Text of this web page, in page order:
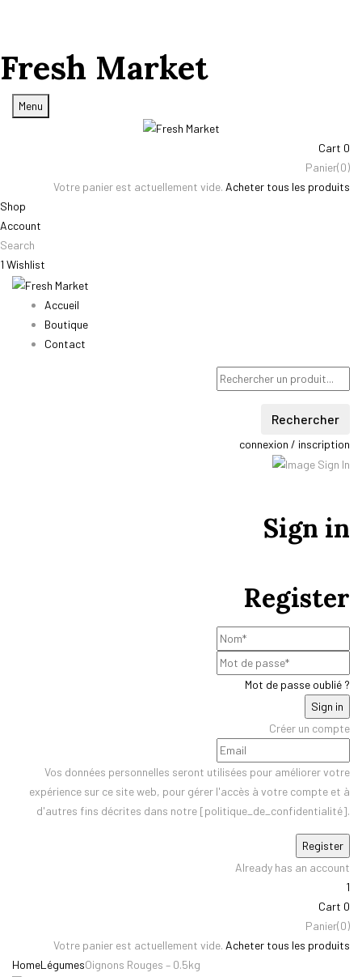
Fresh Market
Menu
Cart 0
Panier(0)
Votre panier est actuellement vide. Acheter tous les produits
Shop
Account
Search
1 Wishlist
Accueil
Boutique
Contact
Rechercher
connexion / inscription
Sign in
Register
Mot de passe oublié ?
Créer un compte
Vos données personnelles seront utilisées pour améliorer votre
expérience sur ce site web, pour gérer l'accès à votre compte et à
d'autres fins décrites dans notre [politique_de_confidentialité].
Already has an account
1
Cart 0
Panier(0)
Votre panier est actuellement vide. Acheter tous les produits
HomeLégumesOignons Rouges – 0.5kg